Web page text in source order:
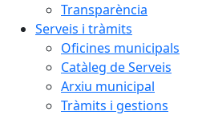
Transparència
Serveis i tràmits
Oficines municipals
Catàleg de Serveis
Arxiu municipal
Tràmits i gestions